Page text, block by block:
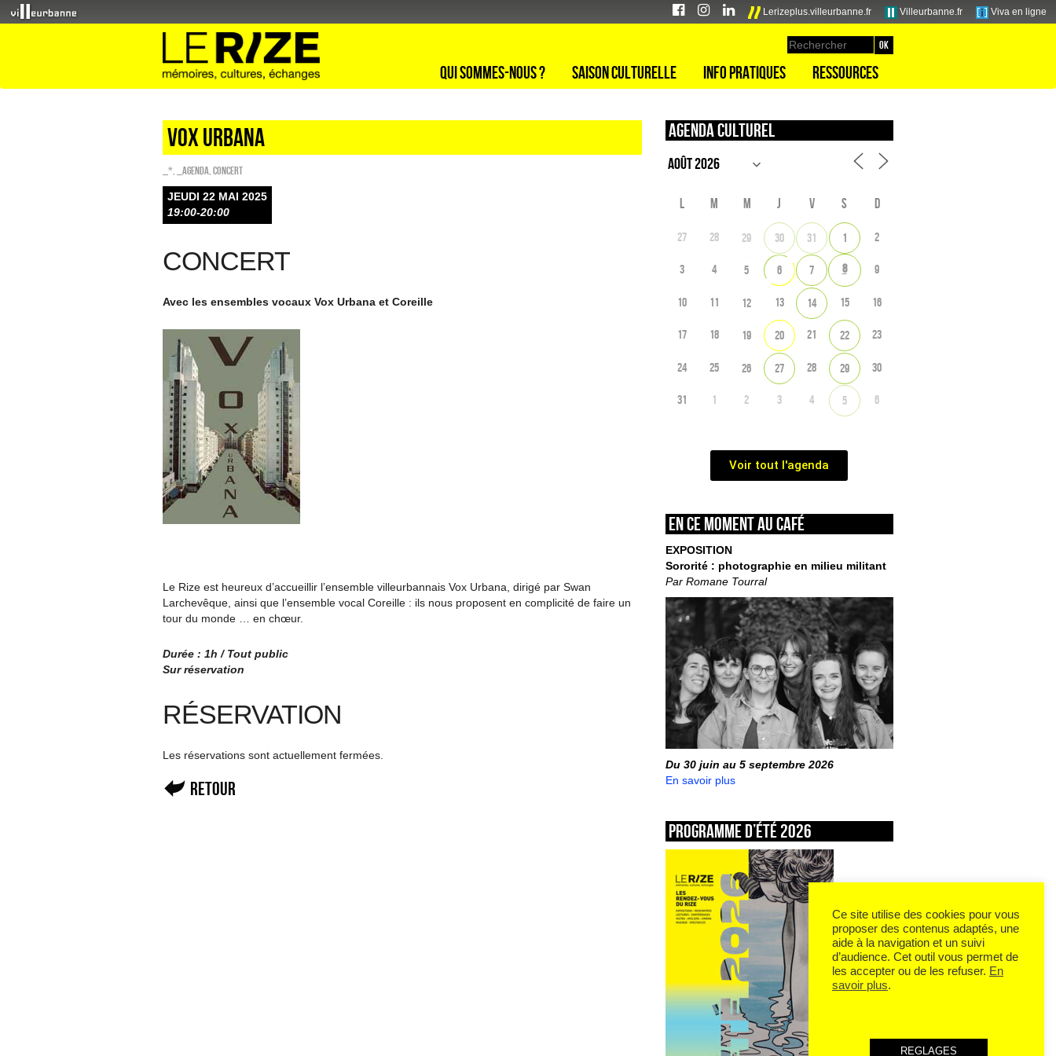
Lerizeplus.villeurbanne.fr Villeurbanne.fr Viva en ligne
Qui sommes-nous ? Saison culturelle Info pratiques Ressources
VOX URBANA
_* _Agenda Concert
JEUDI 22 MAI 2025
19:00-20:00
CONCERT
Avec les ensembles vocaux Vox Urbana et Coreille
Le Rize est heureux d’accueillir l’ensemble villeurbannais Vox Urbana, dirigé par Swan
Larchevêque, ainsi que l’ensemble vocal Coreille : ils nous proposent en complicité de faire un
tour du monde … en chœur.
Durée : 1h / Tout public
Sur réservation
RÉSERVATION
Les réservations sont actuellement fermées.
Retour
Agenda culturel
L M M J V S D
27 28 29 30 31 1 2
3 4 5 6 7 8 9
10 11 12 13 14 15 16
17 18 19 20 21 22 23
24 25 26 27 28 29 30
31 1 2 3 4 5 6
Voir tout l'agenda
En ce moment au café
EXPOSITION
Sororité : photographie en milieu militant
Par Romane Tourral
Du 30 juin au 5 septembre 2026
En savoir plus
Programme d’été 2026
Ce site utilise des cookies pour vous
proposer des contenus adaptés, une
aide à la navigation et un suivi
d’audience. Cet outil vous permet de
les accepter ou de les refuser. En
savoir plus.
REGLAGES